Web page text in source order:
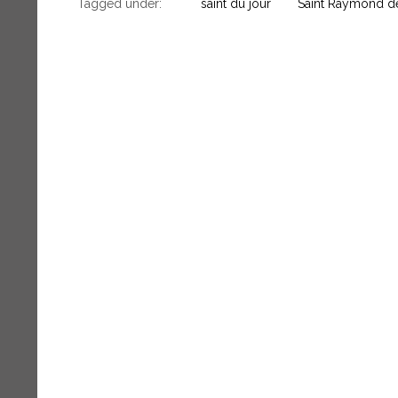
Tagged under: saint du jour Saint Raymond